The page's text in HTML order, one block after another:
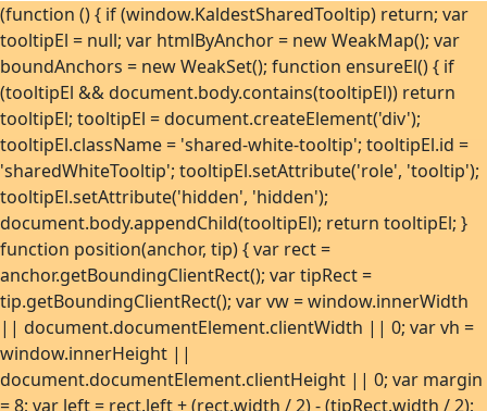
(function () { if (window.KaldestSharedTooltip) return; var
tooltipEl = null; var htmlByAnchor = new WeakMap(); var
boundAnchors = new WeakSet(); function ensureEl() { if
(tooltipEl && document.body.contains(tooltipEl)) return
tooltipEl; tooltipEl = document.createElement('div');
tooltipEl.className = 'shared-white-tooltip'; tooltipEl.id =
'sharedWhiteTooltip'; tooltipEl.setAttribute('role', 'tooltip');
tooltipEl.setAttribute('hidden', 'hidden');
document.body.appendChild(tooltipEl); return tooltipEl; }
function position(anchor, tip) { var rect =
anchor.getBoundingClientRect(); var tipRect =
tip.getBoundingClientRect(); var vw = window.innerWidth
|| document.documentElement.clientWidth || 0; var vh =
window.innerHeight ||
document.documentElement.clientHeight || 0; var margin
= 8; var left = rect.left + (rect.width / 2) - (tipRect.width / 2);